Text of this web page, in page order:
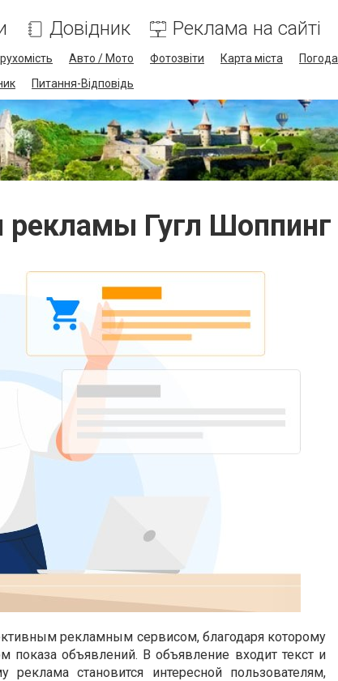
Довідник Реклама на сайті
Авто / Мото Фотозвіти Карта міста
Погода
Питання-Відповідь
рекламы Гугл Шоппинг
рекламным сервисом, благодаря которому
объявлений. В объявление входит текст и
реклама становится интересной пользователям,